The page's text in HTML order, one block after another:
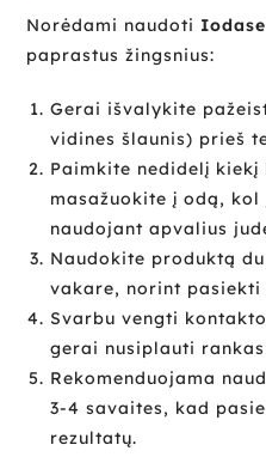
Norėdami naudoti
paprastus žingsnius:
Gerai išvalykite
vidines šlaunis) prieš
Paimkite nedidelį
masažuokite į odą,
naudojant apvalius
Naudokite produktą
vakare, norint
Svarbu vengti
gerai nusiplauti
Rekomenduojama
3-4 savaites, kad
rezultatų.